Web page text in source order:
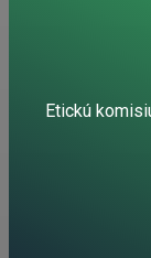
Etickú